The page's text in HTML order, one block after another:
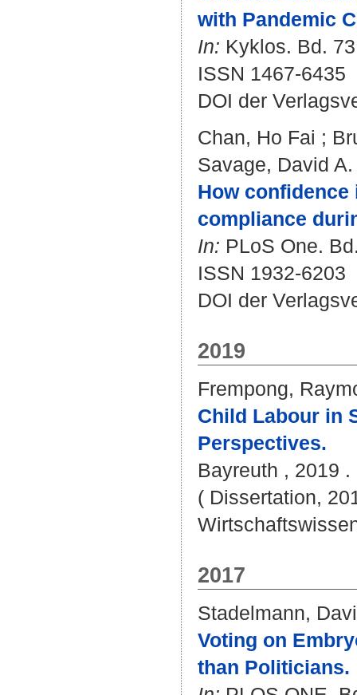
with Pandemic
In: Kyklos. Bd.
ISSN 1467-6435
DOI der
Chan, Ho Fai ;
Savage, David A.
How
compliance
In: PLoS One.
ISSN 1932-6203
DOI der
2019
Frempong,
Child Labour in
Perspectives.
Bayreuth , 2019
( Dissertation,
2017
Stadelmann,
Voting on
than Politicians.